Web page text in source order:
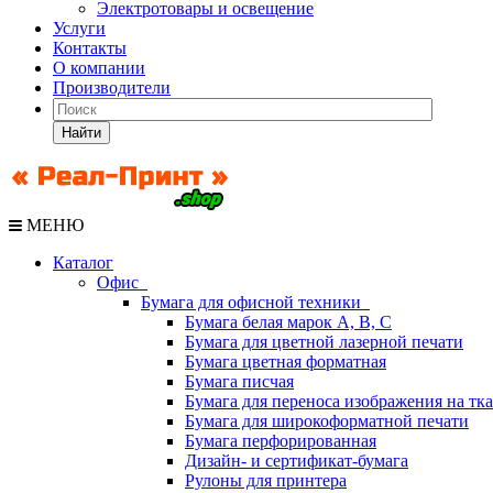
Электротовары и освещение
Услуги
Контакты
О компании
Производители
Найти
МЕНЮ
Каталог
Офис
Бумага для офисной техники
Бумага белая марок А, В, С
Бумага для цветной лазерной печати
Бумага цветная форматная
Бумага писчая
Бумага для переноса изображения на
Бумага для широкоформатной печати
Бумага перфорированная
Дизайн- и сертификат-бумага
Рулоны для принтера